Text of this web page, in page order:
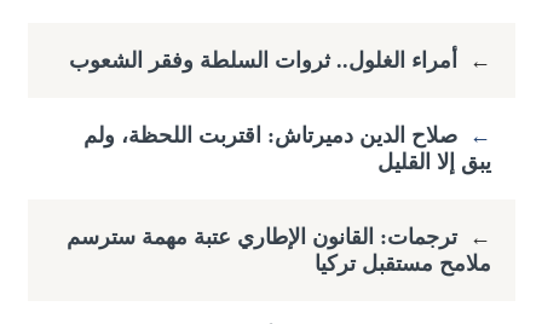
← أمراء الغلول.. ثروات السلطة وفقر الشعوب
←
صلاح الدين دميرتاش: اقتربت اللحظة، ولم
يبق إلا القليل
← ترجمات: القانون الإطاري عتبة مهمة سترسم
ملامح مستقبل تركيا